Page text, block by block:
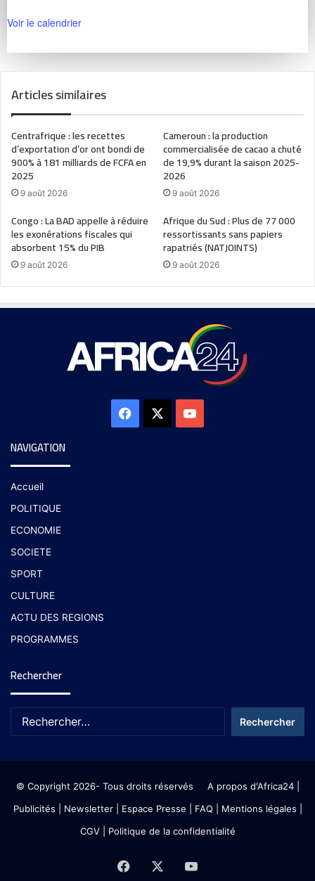
Voir le calendrier
Articles similaires
Centrafrique : les recettes
d’exportation d’or ont bondi de
900% à 181 milliards de FCFA en
2025
9 août 2026
Cameroun : la production
commercialisée de cacao a chuté
de 19,9% durant la saison 2025-
2026
9 août 2026
Congo : La BAD appelle à réduire
les exonérations fiscales qui
absorbent 15% du PIB
9 août 2026
Afrique du Sud : Plus de 77 000
ressortissants sans papiers
rapatriés (NATJOINTS)
9 août 2026
NAVIGATION
Accueil
POLITIQUE
ECONOMIE
SOCIETE
SPORT
CULTURE
ACTU DES REGIONS
PROGRAMMES
Rechercher
© Copyright 2026- Tous droits réservés A propos d'Africa24|
Publicités
Newsletter| Espace Presse | FAQ | Mentions légales
CGV| Politique de la confidentialité